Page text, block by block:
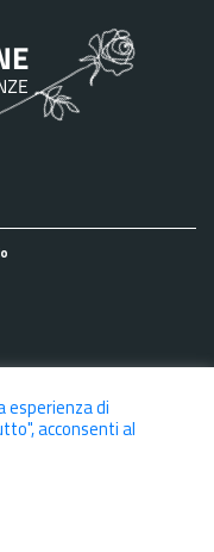
esperienza di
acconsenti al